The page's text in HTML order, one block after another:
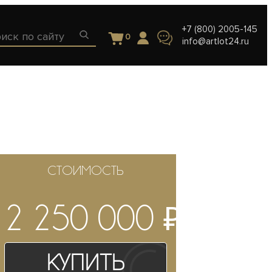
0
+7 (800) 2005-145
info@artlot24.ru
СТОИМОСТЬ
2 250 000 ₽
Купить